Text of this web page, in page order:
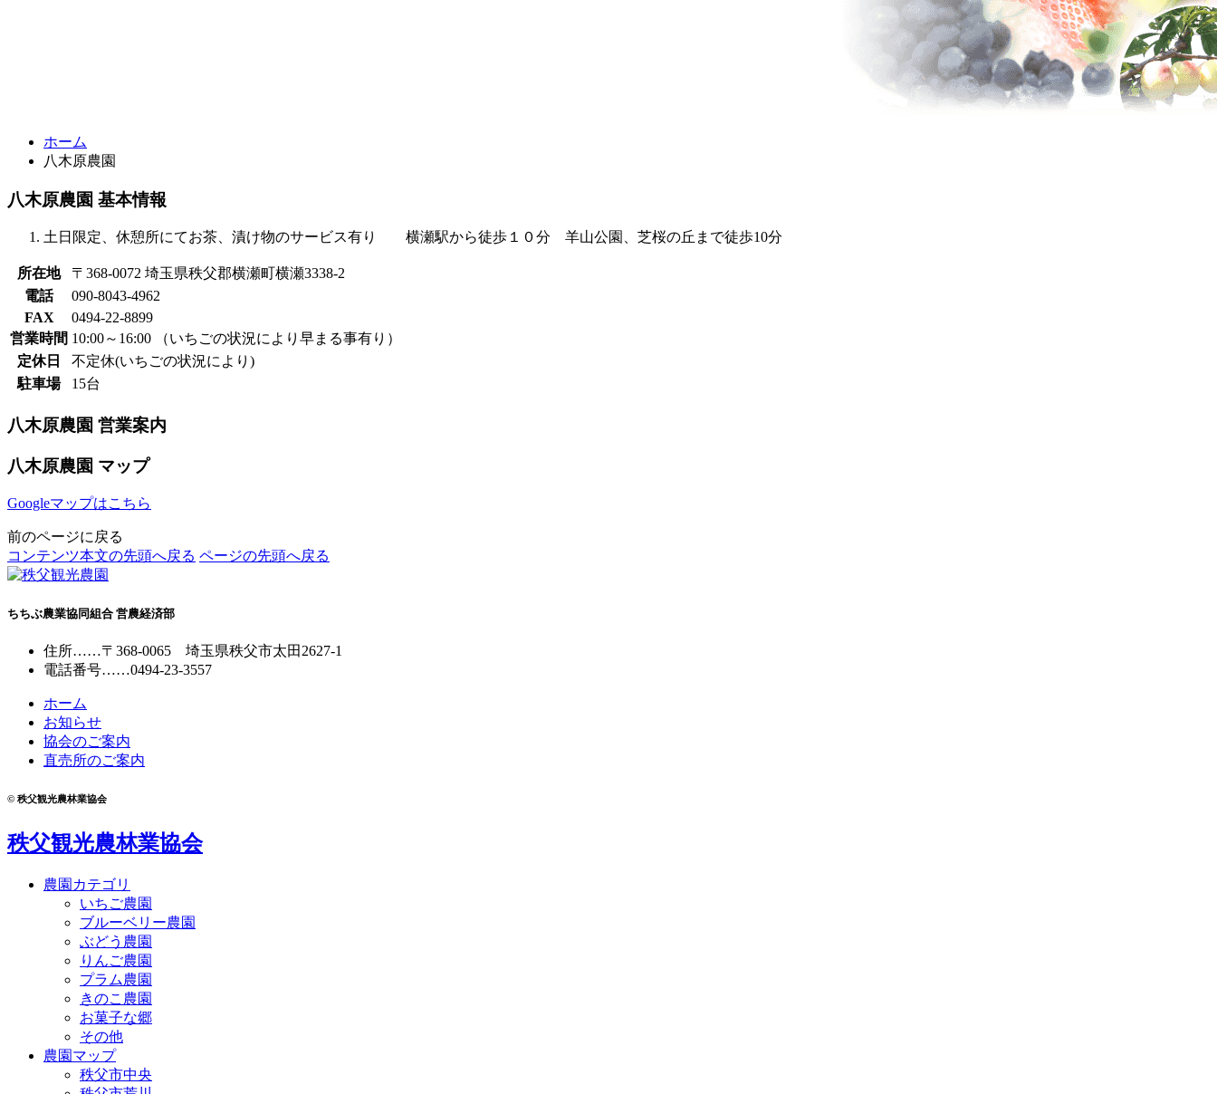
ホーム
八木原農園
八木原農園 基本情報
土日限定、休憩所にてお茶、漬け物のサービス有り 横瀬駅から徒歩１０分 羊山公園、芝桜の丘まで徒歩10分
所在地
〒368-0072 埼玉県秩父郡横瀬町横瀬3338-2
電話
090-8043-4962
FAX
0494-22-8899
営業時間 10:00～16:00 （いちごの状況により早まる事有り）
定休日
不定休(いちごの状況により)
駐車場
15台
八木原農園 営業案内
八木原農園 マップ
Googleマップはこちら
前のページに戻る
コンテンツ本文の先頭へ戻る ページの先頭へ戻る
ちちぶ農業協同組合 営農経済部
住所……〒368-0065 埼玉県秩父市太田2627-1
電話番号……0494-23-3557
ホーム
お知らせ
協会のご案内
直売所のご案内
© 秩父観光農林業協会
秩父観光農林業協会
農園カテゴリ
いちご農園
ブルーベリー農園
ぶどう農園
りんご農園
プラム農園
きのこ農園
お菓子な郷
その他
農園マップ
秩父市中央